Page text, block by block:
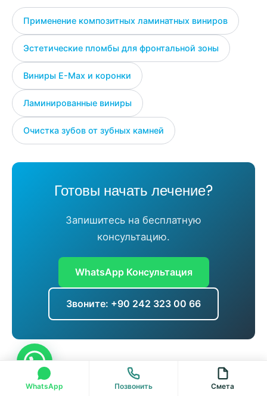
Применение композитных ламинатных виниров
Эстетические пломбы для фронтальной зоны
Виниры E-Max и коронки
Ламинированные виниры
Очистка зубов от зубных камней
Готовы начать лечение?
Запишитесь на бесплатную
консультацию.
WhatsApp Консультация
Звоните: +90 242 323 00 66
WhatsApp Позвонить Смета